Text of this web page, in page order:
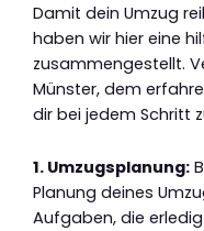
Damit dein Umzug
haben wir hier eine
zusammengestellt.
Münster, dem
dir bei jedem Schritt
1. Umzugsplanung:
Planung deines
Aufgaben, die